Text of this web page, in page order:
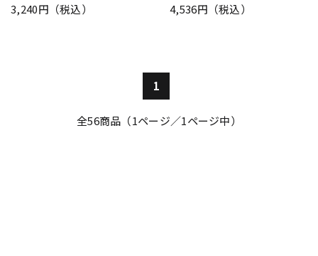
3,240円（税込）
4,536円（税込）
1
全56商品（1ページ／1ページ中）